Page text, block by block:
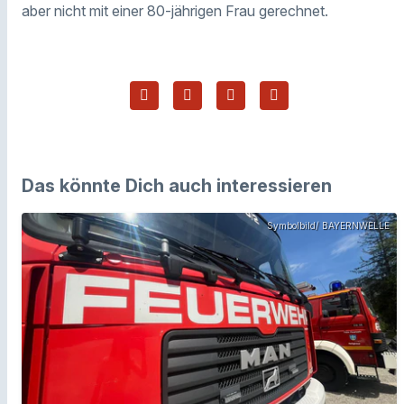
aber nicht mit einer 80-jährigen Frau gerechnet.
Das könnte Dich auch interessieren
Symbolbild/ BAYERNWELLE